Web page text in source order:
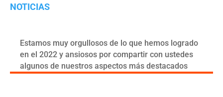
NOTICIAS
Estamos muy orgullosos de lo que hemos logrado
en el 2022 y ansiosos por compartir con ustedes
algunos de nuestros aspectos más destacados